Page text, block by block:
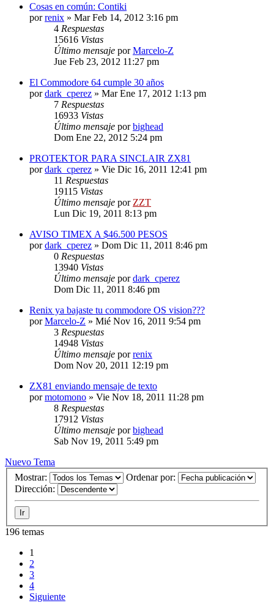
Cosas en común: Contiki
porrenix » Mar Feb 14, 2012 3:16 pm
4 Respuestas
15616 Vistas
Último mensaje porMarcelo-Z
Jue Feb 23, 2012 11:27 pm
El Commodore 64 cumple 30 años
pordark_cperez » Mar Ene 17, 2012 1:13 pm
7 Respuestas
16933 Vistas
Último mensaje porbighead
Dom Ene 22, 2012 5:24 pm
PROTEKTOR PARA SINCLAIR ZX81
pordark_cperez » Vie Dic 16, 2011 12:41 pm
11 Respuestas
19115 Vistas
Último mensaje por ZZT
Lun Dic 19, 2011 8:13 pm
AVISO TIMEX A $46.500 PESOS
pordark_cperez » Dom Dic 11, 2011 8:46 pm
0 Respuestas
13940 Vistas
Último mensaje pordark_cperez
Dom Dic 11, 2011 8:46 pm
Renix ya bajaste tu commodore OS vision???
porMarcelo-Z » Mié Nov 16, 2011 9:54 pm
3 Respuestas
14948 Vistas
Último mensaje porrenix
Dom Nov 20, 2011 12:19 pm
ZX81 enviando mensaje de texto
pormotomono » Vie Nov 18, 2011 11:28 pm
8 Respuestas
17912 Vistas
Último mensaje porbighead
Sab Nov 19, 2011 5:49 pm
Nuevo Tema
Mostrar:
Ordenar por:
Dirección:
196 temas
1
2
3
4
Siguiente